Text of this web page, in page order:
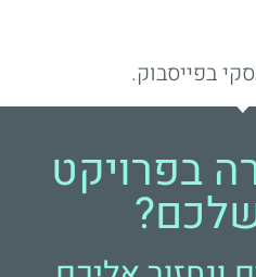
בפייסבוק.
בפרויקט